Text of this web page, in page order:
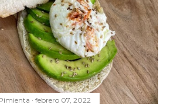
febrero 07, 2022